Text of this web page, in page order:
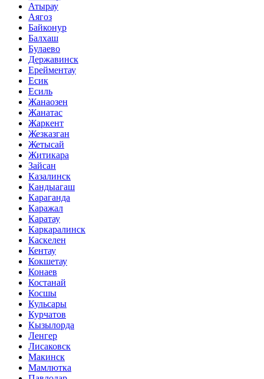
Атырау
Аягоз
Байконур
Балхаш
Булаево
Державинск
Ерейментау
Есик
Есиль
Жанаозен
Жанатас
Жаркент
Жезказган
Жетысай
Житикара
Зайсан
Казалинск
Кандыагаш
Караганда
Каражал
Каратау
Каркаралинск
Каскелен
Кентау
Кокшетау
Конаев
Костанай
Косшы
Кульсары
Курчатов
Кызылорда
Ленгер
Лисаковск
Макинск
Мамлютка